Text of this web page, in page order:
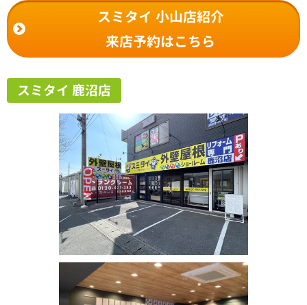
スミタイ 小山店紹介
来店予約はこちら
スミタイ 鹿沼店